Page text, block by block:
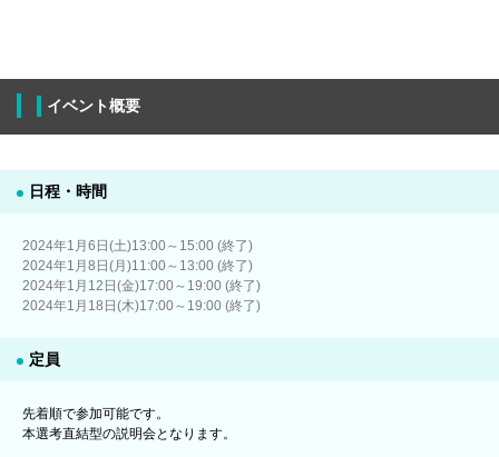
イベント概要
日程・時間
2024年1月6日(土)13:00～15:00 (終了)
2024年1月8日(月)11:00～13:00 (終了)
2024年1月12日(金)17:00～19:00 (終了)
2024年1月18日(木)17:00～19:00 (終了)
定員
先着順で参加可能です。
本選考直結型の説明会となります。